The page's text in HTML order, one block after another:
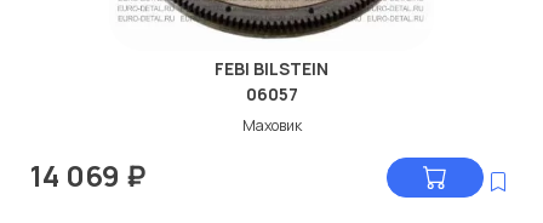
FEBI BILSTEIN
06057
Маховик
14 069 ₽